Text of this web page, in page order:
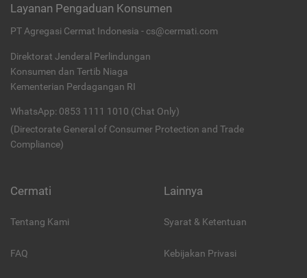
Layanan Pengaduan Konsumen
PT Agregasi Cermat Indonesia - cs@cermati.com
Direktorat Jenderal Perlindungan
Konsumen dan Tertib Niaga
Kementerian Perdagangan RI
WhatsApp: 0853 1111 1010 (Chat Only)
(Directorate General of Consumer Protection and Trade
Compliance)
Cermati
Tentang Kami
FAQ
Lainnya
Syarat & Ketentuan
Kebijakan Privasi